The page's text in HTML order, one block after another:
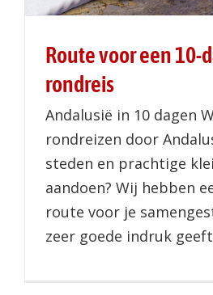
Route voor een 10-
rondreis
Andalusië in 10 dagen
rondreizen door
steden en prachtige
aandoen? Wij hebben
route voor je
zeer goede indruk